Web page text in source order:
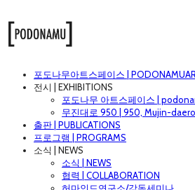
포도나무아트스페이스 |
전시 | EXHIBITIONS
포도나무 아트스페이스 |
무진대로 950 | 950, Mujin-daero
출판 | PUBLICATIONS
프로그램 | PROGRAMS
소식 | NEWS
소식 | NEWS
협력 | COLLABORATION